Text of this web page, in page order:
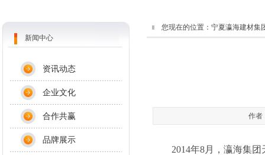
您现在的位置： 宁夏瀛海建材集
作
2014年8月，瀛海集
新闻中心
资讯动态
企业文化
合作共赢
品牌展示